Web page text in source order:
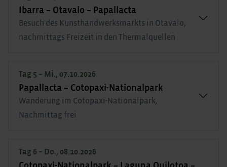
Ibarra – Otavalo – Papallacta
Besuch des Kunsthandwerksmarkts in Otavalo,
nachmittags Freizeit in den Thermalquellen
Tag 5 – Mi., 07.10.2026
Papallacta – Cotopaxi-Nationalpark
Wanderung im Cotopaxi-Nationalpark,
Nachmittag frei
Tag 6 – Do., 08.10.2026